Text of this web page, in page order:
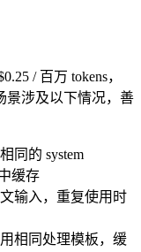
/ 百万 tokens，
景涉及以下情况，善
同的 system
缓存
输入，重复使用时
相同处理模板，缓